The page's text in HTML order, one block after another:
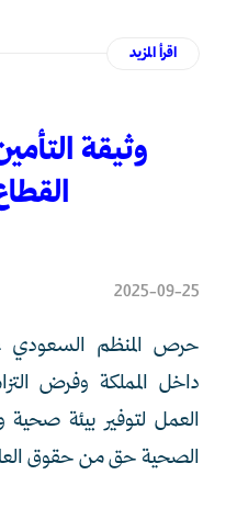
اقرأ المزيد
وثيقة
2025-09-25
حرص المنظم السعودي
داخل المملكة وفرض
العمل لتوفير بيئة صحية
الصحية حق من حقوق